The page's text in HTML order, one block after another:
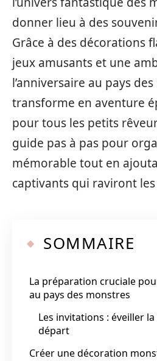
donner lieu à des
Grâce à des décorations
jeux amusants et une
l’anniversaire au pays
transforme en aventure
pour tous les petits
guide pas à pas pour
mémorable tout en
captivants qui raviront
SOMMAIRE
La préparation cruciale
au pays des monstres
Les invitations : éveiller
départ
Créer une décoration